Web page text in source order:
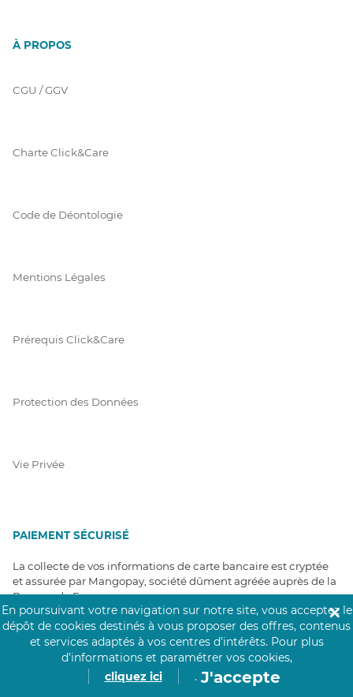
À PROPOS
CGU / GGV
Charte Click&Care
Code de Déontologie
Mentions Légales
Prérequis Click&Care
Protection des Données
Vie Privée
PAIEMENT SÉCURISÉ
La collecte de vos informations de carte bancaire est cryptée
et assurée par Mangopay, société dûment agréée auprès de la
Banque de France.
En poursuivant votre navigation sur notre site, vous acceptez le
dépôt de cookies destinés à vous proposer des offres, contenus
et services adaptés à vos centres d’intérêts. Pour plus
d’informations et paramétrer vos cookies,
cliquez ici
. J'accepte
✕